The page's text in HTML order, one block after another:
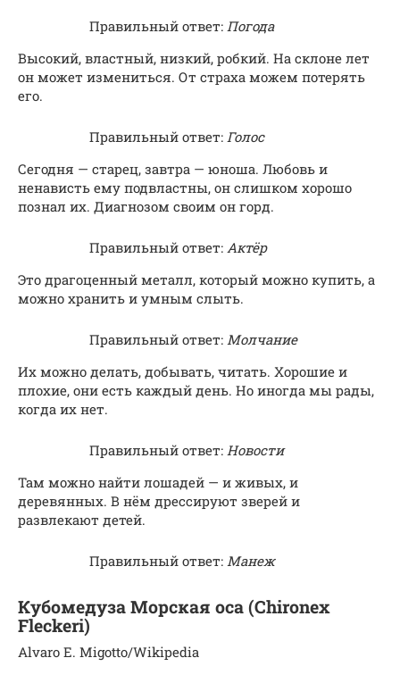
Правильный ответ: Погода
Высокий, властный, низкий, робкий. На склоне лет
он может измениться. От страха можем потерять
его.
Правильный ответ: Голос
Сегодня — старец, завтра — юноша. Любовь и
ненависть ему подвластны, он слишком хорошо
познал их. Диагнозом своим он горд.
Правильный ответ: Актёр
Это драгоценный металл, который можно купить, а
можно хранить и умным слыть.
Правильный ответ: Молчание
Их можно делать, добывать, читать. Хорошие и
плохие, они есть каждый день. Но иногда мы рады,
когда их нет.
Правильный ответ: Новости
Там можно найти лошадей — и живых, и
деревянных. В нём дрессируют зверей и
развлекают детей.
Правильный ответ: Манеж
Кубомедуза Морская оса (Chironex
Fleckeri)
Alvaro E. Migotto/Wikipedia